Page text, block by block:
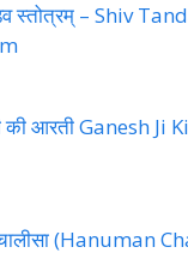
स्तोत्रम् – Shiv
की आरती Ganesh Ji
(Hanuman